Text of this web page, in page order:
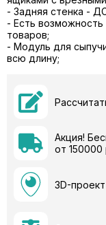
- Задняя стенка -
- Есть
товаров;
- Модуль для
всю длину;
Акция!
от 150000
3D-